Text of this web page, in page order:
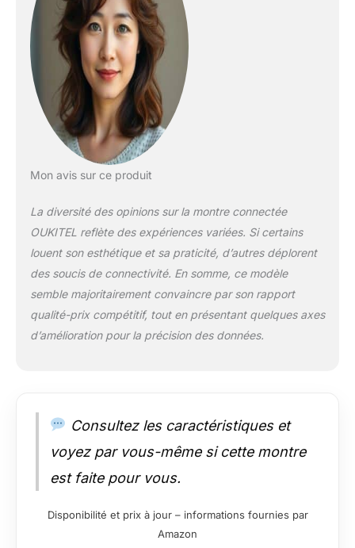
Mon avis sur ce produit
La diversité des opinions sur la montre connectée
OUKITEL reflète des expériences variées. Si certains
louent son esthétique et sa praticité, d’autres déplorent
des soucis de connectivité. En somme, ce modèle
semble majoritairement convaincre par son rapport
qualité-prix compétitif, tout en présentant quelques axes
d’amélioration pour la précision des données.
Consultez les caractéristiques et
voyez par vous-même si cette montre
est faite pour vous.
Disponibilité et prix à jour – informations fournies par
Amazon